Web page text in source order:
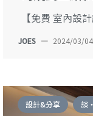
【免費 室內設
JOES — 2024/03/04
設計&分享 談